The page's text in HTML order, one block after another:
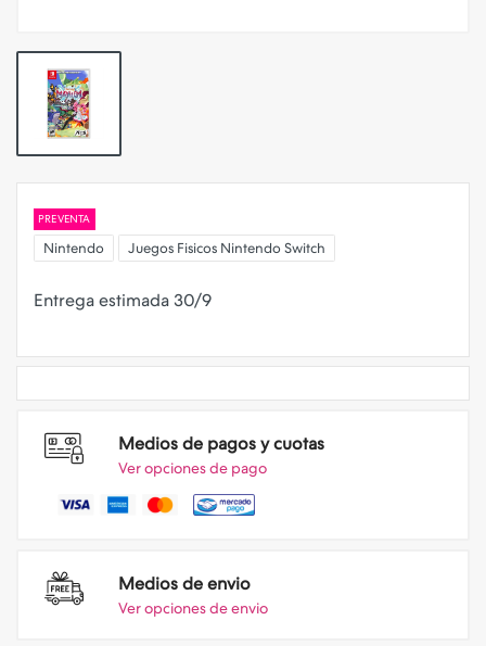
PREVENTA
Nintendo Juegos Fisicos Nintendo Switch
Entrega estimada 30/9
Medios de pagos y cuotas
Ver opciones de pago
Medios de envio
Ver opciones de envio